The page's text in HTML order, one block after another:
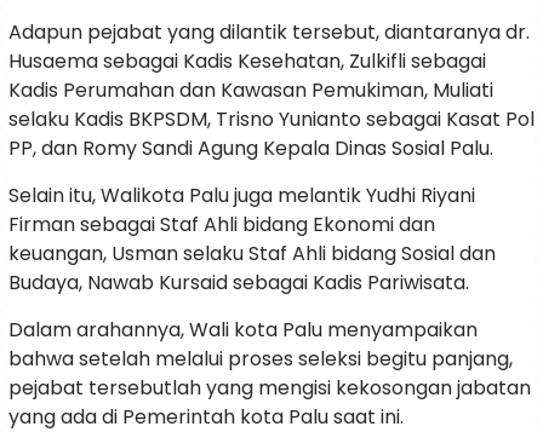
Adapun pejabat yang dilantik tersebut, diantaranya dr.
Husaema sebagai Kadis Kesehatan, Zulkifli sebagai
Kadis Perumahan dan Kawasan Pemukiman, Muliati
selaku Kadis BKPSDM, Trisno Yunianto sebagai Kasat Pol
PP, dan Romy Sandi Agung Kepala Dinas Sosial Palu.
Selain itu, Walikota Palu juga melantik Yudhi Riyani
Firman sebagai Staf Ahli bidang Ekonomi dan
keuangan, Usman selaku Staf Ahli bidang Sosial dan
Budaya, Nawab Kursaid sebagai Kadis Pariwisata.
Dalam arahannya, Wali kota Palu menyampaikan
bahwa setelah melalui proses seleksi begitu panjang,
pejabat tersebutlah yang mengisi kekosongan jabatan
yang ada di Pemerintah kota Palu saat ini.